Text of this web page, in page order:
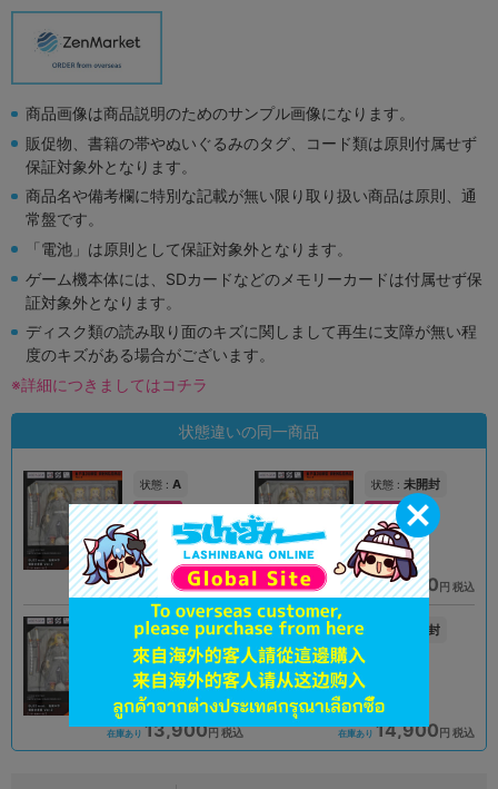
商品画像は商品説明のためのサンプル画像になります。
販促物、書籍の帯やぬいぐるみのタグ、コード類は原則付属せず
保証対象外となります。
商品名や備考欄に特別な記載が無い限り取り扱い商品は原則、通
常盤です。
「電池」は原則として保証対象外となります。
ゲーム機本体には、SDカードなどのメモリーカードは付属せず保
証対象外となります。
ディスク類の読み取り面のキズに関しまして再生に支障が無い程
度のキズがある場合がございます。
※詳細につきましてはコチラ
状態違いの同一商品
状態 : A
オンライン
在庫あり 11,900円 税込
状態 : 未開封
オンライン
在庫あり 11,900円 税込
状態 :未開封
札幌店本館
在庫あり 13,900円 税込
未開封
在庫あり 14,900円 税込